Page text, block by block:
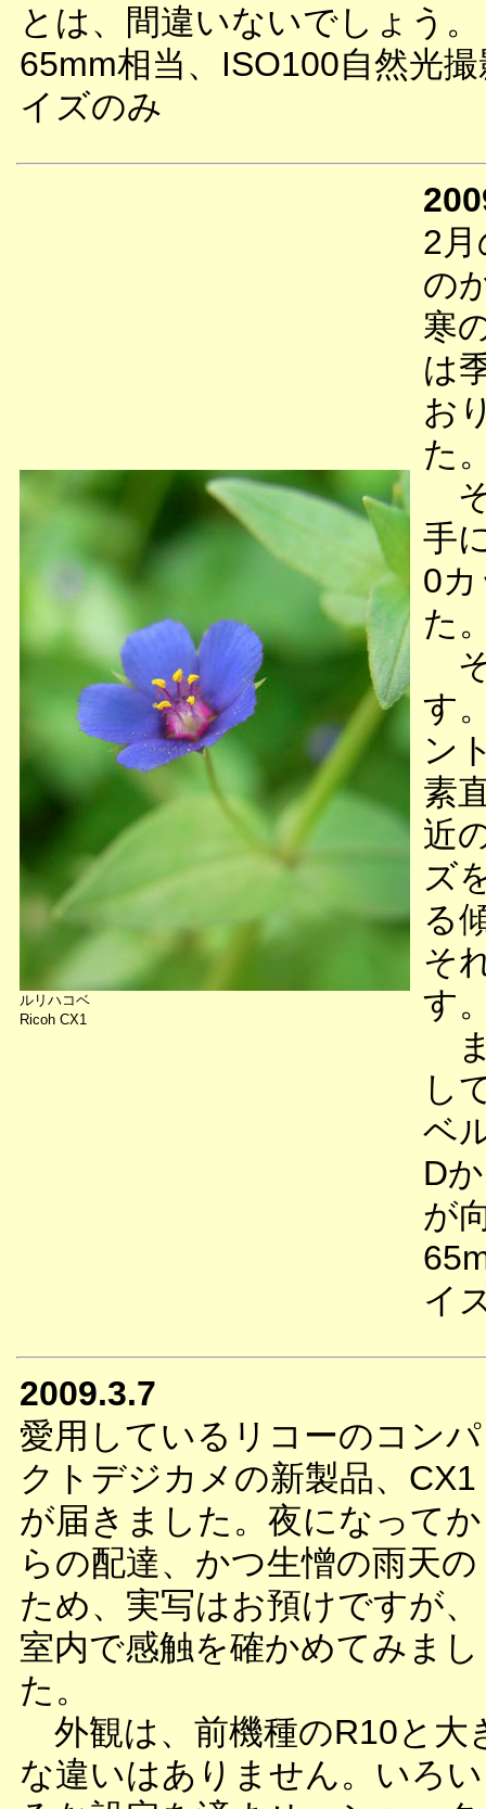
とは、間違いないでしょう。
65mm相当、ISO100自然光
イズのみ
ルリハコベ
Ricoh CX1
2
の
寒
は
お
た
そ
手
0
た
そ
す
ン
素
近
ズ
る
そ
す
ま
し
ベ
D
が
イ
2009.3.7
愛用しているリコーのコンパ
クトデジカメの新製品、CX1
が届きました。夜になってか
らの配達、かつ生憎の雨天の
ため、実写はお預けですが、
室内で感触を確かめてみまし
た。
外観は、前機種のR10と大
な違いはありません。いろい